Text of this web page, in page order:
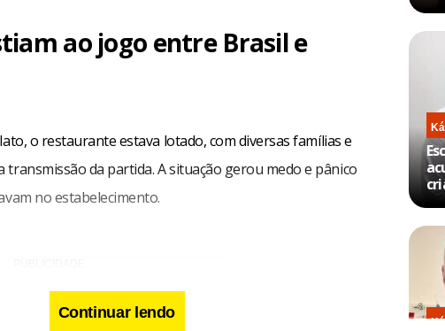
ao jogo entre Brasil e
o restaurante estava lotado, com diversas famílias e
transmissão da partida. A situação gerou medo e pânico
no estabelecimento.
Continuar lendo